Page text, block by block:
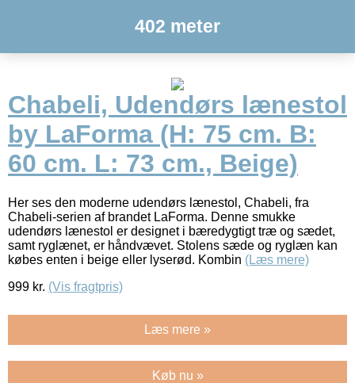
402 meter
Chabeli, Udendørs lænestol
by LaForma (H: 75 cm. B:
60 cm. L: 73 cm., Beige)
Her ses den moderne udendørs lænestol, Chabeli, fra
Chabeli-serien af brandet LaForma. Denne smukke
udendørs lænestol er designet i bæredygtigt træ og sædet,
samt ryglænet, er håndvævet. Stolens sæde og ryglæn kan
købes enten i beige eller lyserød. Kombin (Læs mere)
999 kr. (Vis fragtpris)
Læs mere »
Køb nu »